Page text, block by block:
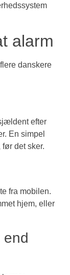
alarm
danskere
efter
En simpel
det sker.
fra mobilen.
hjem, eller
end